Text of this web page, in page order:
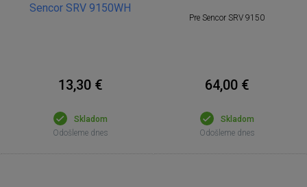
Sencor SRV 9150WH
13,30 €
Skladom
Odošleme dnes
Pre Sencor SRV 9150
64,00 €
Skladom
Odošleme dnes